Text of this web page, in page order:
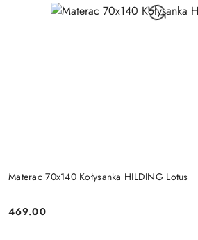
Materac 70x140 Kołysanka HILDING Lotus
Cena:
469.00